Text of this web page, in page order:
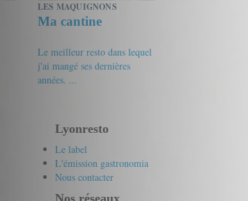
LES MAQUIGNONS
Ma cantine
Le meilleur resto dans lequel
j'ai mangé ses dernières
années. ...
Lyonresto
Le label
L'émission gastronomia
Nous contacter